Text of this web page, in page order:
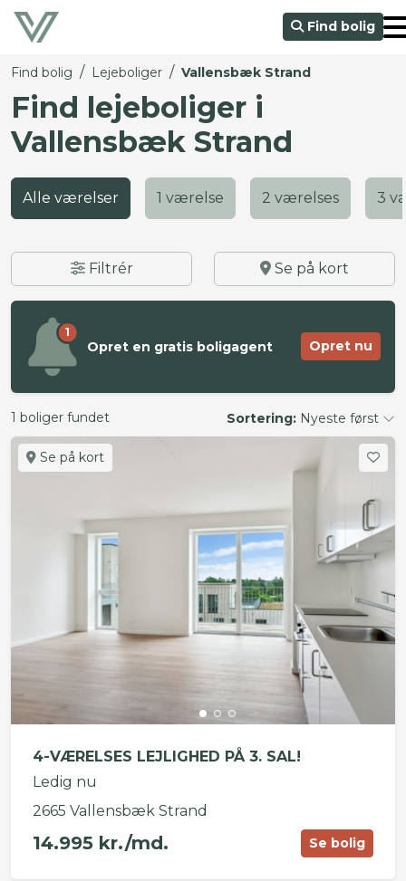
Find bolig
Find bolig / Lejeboliger / Vallensbæk Strand
Find lejeboliger i
Vallensbæk Strand
Alle værelser 1 værelse 2 værelses 3
Filtrér Se på kort
1
Opret en gratis boligagent Opret nu
1 boliger fundet Sortering: Nyeste først
Se på kort
4-VÆRELSES LEJLIGHED PÅ 3. SAL!
Ledig nu
2665 Vallensbæk Strand
14.995 kr./md. Se bolig